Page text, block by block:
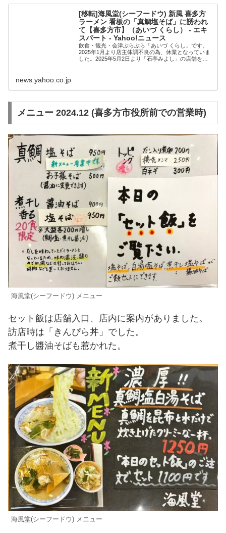
[移転]海風堂(シーフードウ) 新風 喜多方
ラーメン 看板の「真鯛塩そば」に誘われ
て【喜多方市】（あいづ くらし） - エキ
スパート - Yahoo!ニュース
飲食・観光・会津ぶらぶら「あいづ くらし」です。
2025年1月より店主体調不良の為、休業となっていま
した。2025年5月2日より「石亭みよし」の店舗を借
news.yahoo.co.jp
メニュー 2024.12 (喜多方市役所前での営業時)
海風堂(シーフードウ) メニュー
セット飯は店舗入口、店内に案内がありました。
訪店時は「きんぴら丼」でした。
煮干し醬油そばも惹かれた。
海風堂(シーフードウ) メニュー